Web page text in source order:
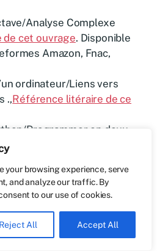
your browsing experience, serve
and analyze our traffic. By
to our use of cookies.
Reject All Accept All
Analyse Complexe
cet ouvrage. Disponible
Amazon, Fnac,
ordinateur/Liens vers
.,Référence litéraire de ce
Programmer en deux
.,
instantanée
.} »
. Disponible Sur